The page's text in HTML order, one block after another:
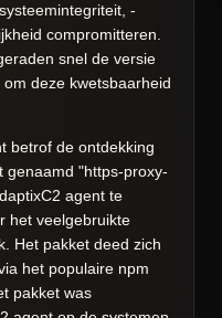
-
compromitteren.
snel de versie
deze kwetsbaarheid
betrof de ontdekking
genaamd "https-proxy-
agent te
het veelgebruikte
Het pakket deed zich
het populaire npm
pakket was